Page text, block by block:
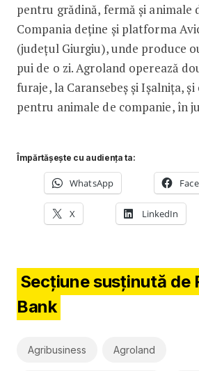
pentru grădină, fermă și animale
Compania deține și platforma
(județul Giurgiu), unde produce
pui de o zi. Agroland operează
furaje, la Caransebeș și Ișalnița,
pentru animale de companie, în
Împărtășește cu audiența ta:
WhatsApp
X LinkedIn
Secțiune susținută de
Bank
Agribusiness Agroland